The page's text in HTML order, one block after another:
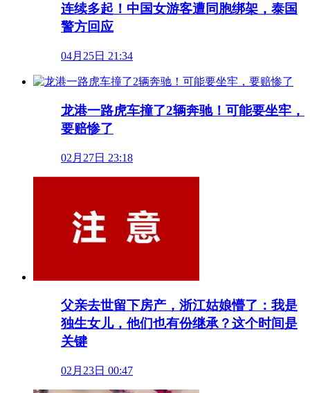
连续多起！中国女游客遭同胞绑架，泰国
警方回应
04月25日 21:34
龙港一路虎车撞了2辆奔驰！可能要坐牢，
要赔惨了
02月27日 23:18
父亲去世留下房产，浙江姑娘懵了：我是
独生女儿，他们也有份继承？这个时间是
关键
02月23日 00:47